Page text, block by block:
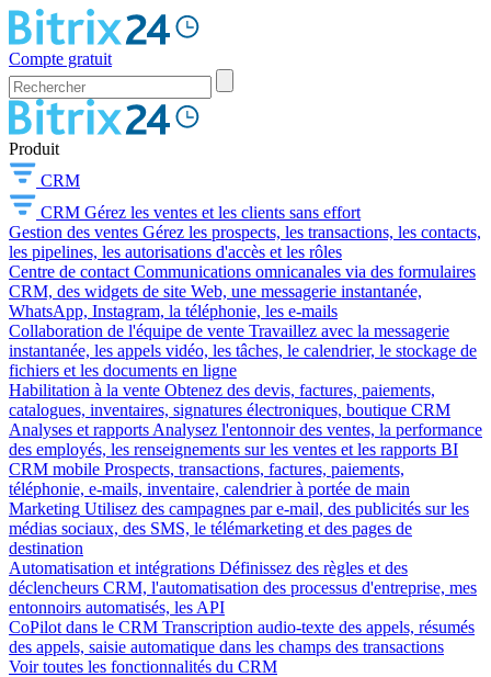
Compte gratuit
Produit
CRM
CRM Gérez les ventes et les clients sans effort
Gestion des ventes Gérez les prospects, les transactions, les contacts,
les pipelines, les autorisations d'accès et les rôles
Centre de contact Communications omnicanales via des formulaires
CRM, des widgets de site Web, une messagerie instantanée,
WhatsApp, Instagram, la téléphonie, les e-mails
Collaboration de l'équipe de vente Travaillez avec la messagerie
instantanée, les appels vidéo, les tâches, le calendrier, le stockage de
fichiers et les documents en ligne
Habilitation à la vente Obtenez des devis, factures, paiements,
catalogues, inventaires, signatures électroniques, boutique CRM
Analyses et rapports Analysez l'entonnoir des ventes, la performance
des employés, les renseignements sur les ventes et les rapports BI
CRM mobile Prospects, transactions, factures, paiements,
téléphonie, e-mails, inventaire, calendrier à portée de main
Marketing Utilisez des campagnes par e-mail, des publicités sur les
médias sociaux, des SMS, le télémarketing et des pages de
destination
Automatisation et intégrations Définissez des règles et des
déclencheurs CRM, l'automatisation des processus d'entreprise, mes
entonnoirs automatisés, les API
CoPilot dans le CRM Transcription audio-texte des appels, résumés
des appels, saisie automatique dans les champs des transactions
Voir toutes les fonctionnalités du CRM